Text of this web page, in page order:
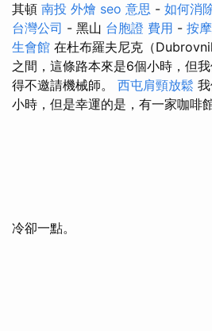
其頓 南投 外燴 seo 意思 - 如何消
台灣公司 - 黑山 台胞證 費用 - 按
生會館 在杜布羅夫尼克（
之間，這條路本來是6個小時，但
得不邀請機械師。 西屯肩頸放鬆
小時，但是幸運的是，有一家咖啡
冷卻一點。